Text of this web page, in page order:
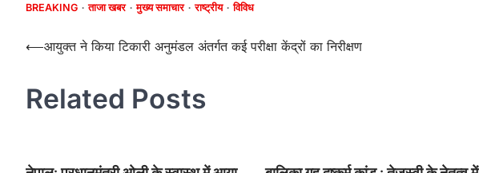
BREAKING ताजा खबर मुख्य समाचार राष्ट्रीय विविध
Post
⟵आयुक्त ने किया टिकारी अनुमंडल अंतर्गत कई परीक्षा केंद्रों का निरीक्षण
Related Posts